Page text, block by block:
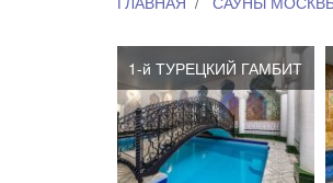
1-й ТУРЕЦКИЙ ГАМБИТ